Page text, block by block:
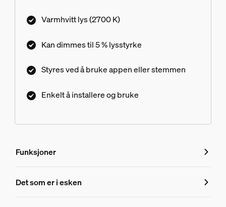
Varmhvitt lys (2700 K)
Kan dimmes til 5 % lysstyrke
Styres ved å bruke appen eller stemmen
Enkelt å installere og bruke
Funksjoner
Funksjoner
Det som er i esken